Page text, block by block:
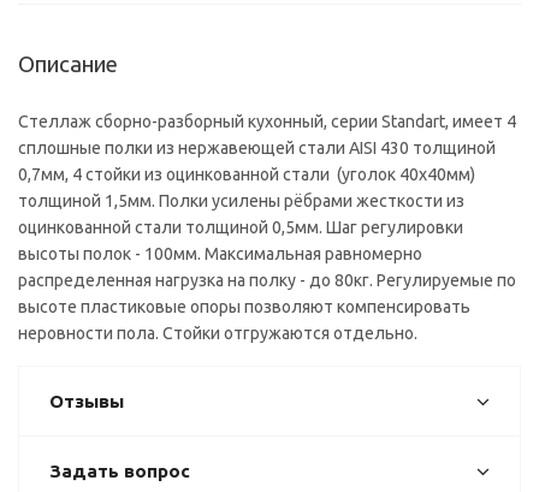
Описание
Стеллаж сборно-разборный кухонный, серии Standart, имеет 4
сплошные полки из нержавеющей стали AISI 430 толщиной
0,7мм, 4 стойки из оцинкованной стали (уголок 40х40мм)
толщиной 1,5мм. Полки усилены рёбрами жесткости из
оцинкованной стали толщиной 0,5мм. Шаг регулировки
высоты полок - 100мм. Максимальная равномерно
распределенная нагрузка на полку - до 80кг. Регулируемые по
высоте пластиковые опоры позволяют компенсировать
неровности пола. Стойки отгружаются отдельно.
Отзывы
Задать вопрос